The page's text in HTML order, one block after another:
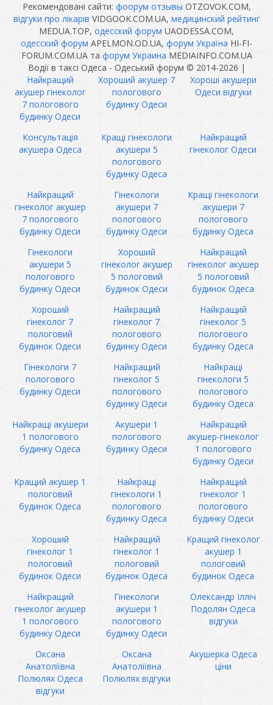
Рекомендовані сайти: фоорум отзывы OTZOVOK.COM,
відгуки про лікарів VIDGOOK.COM.UA, медицинский рейтинг
MEDUA.TOP, одесский форум UAODESSA.COM,
одесский форум APELMON.OD.UA, форум Україна HI-FI-
FORUM.COM.UA та форум Украина MEDIAINFO.COM.UA
Водії в таксі Одеса - Одеський форум © 2014-2026 |
Найкращий
акушер гінеколог
7 пологового
будинку Одеси
Хороший акушер 7
пологового
будинку Одеси
Хороші акушери
Одеси відгуки
Консультація
акушера Одеса
Кращі гінекологи
акушери 5
пологового
будинку Одеса
Найкращий
гінеколог Одеси
Найкращий
гінеколог акушер
7 пологового
будинку Одеси
Гінекологи
акушери 7
пологового
будинку Одеси
Кращі гінекологи
акушери 7
пологового
будинку Одеса
Гінекологи
акушери 5
пологового
будинку Одеси
Хороший
гінеколог акушер
5 пологовий
будинок Одеси
Найкращий
гінеколог акушер
5 пологовий
будинок Одеса
Хороший
гінеколог 7
пологовий
будинок Одеси
Найкращий
гінеколог 7
пологового
будинку Одеси
Найкращий
гінеколог 5
пологового
будинку Одеса
Гінекологи 7
пологового
будинку Одеси
Найкращий
гінеколог 5
пологового
будинку Одеси
Найкращі
гінекологи 5
пологового
будинку Одеса
Найкращі акушери
1 пологового
будинку Одеса
Акушери 1
пологового
будинку Одеси
Найкращий
акушер-гінеколог
1 пологового
будинку Одеси
Кращий акушер 1
пологовий
будинок Одеса
Найкращі
гінекологи 1
пологового
будинку Одеса
Найкращий
гінеколог 1
пологового
будинку Одеси
Хороший
гінеколог 1
пологовий
будинок Одеси
Найкращий
гінеколог 1
пологовий
будинок Одеса
Кращий гінеколог
акушер 1
пологовий
будинок Одеса
Найкращий
гінеколог акушер
1 пологового
будинку Одеси
Гінекологи
акушери 1
пологового
будинку Одеси
Олександр Ілліч
Подолян Одеса
відгуки
Оксана
Анатоліївна
Полюлях Одеса
відгуки
Оксана
Анатоліївна
Полюлях відгуки
Акушерка Одеса
ціни